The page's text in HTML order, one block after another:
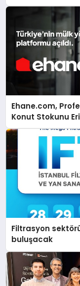
Ehane.com,
Konut Stokunu
Filtrasyon
buluşacak